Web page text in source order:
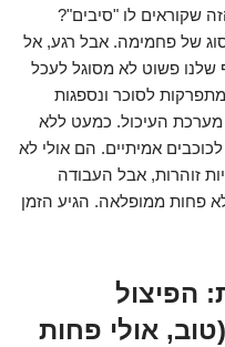
שקוראים לו "סיבים"?
של פחמימה. אבל רגע, אל
שלנו פשוט לא מסוגל לעכל
לסוכר ונספגות
העיכול. כמעט ללא
אמיתיים. הם אולי לא
זוהרות, אבל העבודה
פחות ממופלאה. הגיע הזמן
הפיצול
אולי פחות